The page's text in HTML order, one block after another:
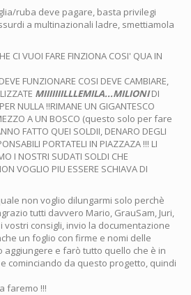
ruba deve pagare, basta privilegi
a multinazionali ladre, smettiamola
CI VUOI FARE FINZIONA COSI' QUA IN
FUNZIONARE COSI DEVE CAMBIARE,
MIIIIIIILLLEMILA...MILIONIDI
NULLA !!RIMANE UN GIGANTESCO
A UN BOSCO (questo solo per fare
FATTO QUEI SOLDII, DENARO DEGLI
PORTATELI IN PIAZZAZA !!! LI
I NOSTRI SUDATI SOLDI CHE
VOGLIO PIU ESSERE SCHIAVA DI
non voglio dilungarmi solo perchè
tutti davvero Mario, GrauSam, Juri,
vostri consigli, invio la documentazione
un foglio con firme e nomi delle
e farò tutto quello che è in
cominciando da questo progetto, quindi
faremo !!!